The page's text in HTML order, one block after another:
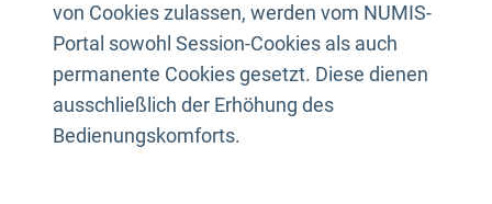
von Cookies zulassen, werden vom NUMIS-
Portal sowohl Session-Cookies als auch
permanente Cookies gesetzt. Diese dienen
ausschließlich der Erhöhung des
Bedienungskomforts.